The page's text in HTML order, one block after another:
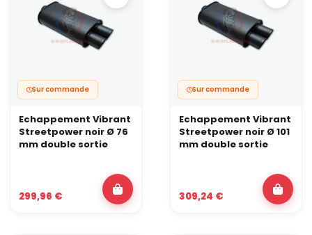
Sur commande
Echappement Vibrant
Streetpower noir Ø 76
mm double sortie
299,96 €
Sur commande
Echappement Vibrant
Streetpower noir Ø 101
mm double sortie
309,24 €